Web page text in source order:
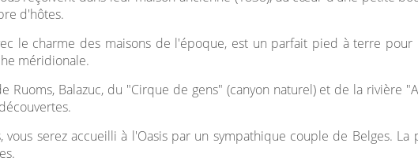
d'hôtes.
le charme des maisons de l'époque, est un parfait pied à terre
méridionale.
Ruoms, Balazuc, du "Cirque de gens" (canyon naturel) et de la rivière
serez accueilli à l'Oasis par un sympathique couple de Belges.